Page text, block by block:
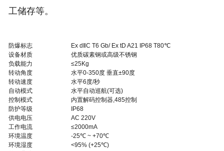
工储存等。
防爆标志
Ex dⅡC T6 Gb/ Ex tD A21 IP68 T80℃
设备材质
优质碳素钢或高级不锈钢
负载能力
≤25Kg
转动角度
水平0-350度 垂直±90度
转动速度
水平6度/秒
自动模式
水平自动巡航(可选)
控制模式
内置解码控制器,485控制
防护等级
IP68
供电电压
AC 220V
工作电流
≤2000mA
环境温度
-25℃ ~ +70℃
环境湿度
<95% (+25℃)